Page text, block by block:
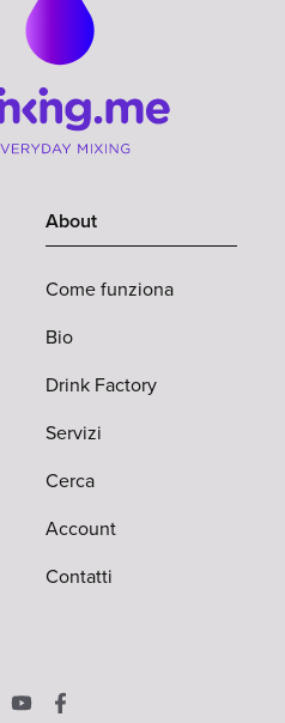
About
Come funziona
Bio
Drink Factory
Servizi
Cerca
Account
Contatti